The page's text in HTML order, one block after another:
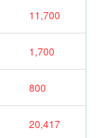
11,700
1,700
800
20,417